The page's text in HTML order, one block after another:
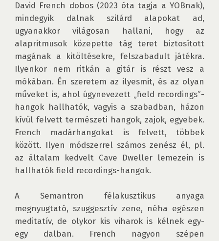
David French dobos (2023 óta tagja a YOBnak),
mindegyik dalnak szilárd alapokat ad,
ugyanakkor világosan hallani, hogy az
alapritmusok közepette tág teret biztosított
magának a kitöltésekre, felszabadult játékra.
Ilyenkor nem ritkán a gitár is részt vesz a
mókában. Én szeretem az ilyesmit, és az olyan
műveket is, ahol úgynevezett „field recordings”-
hangok hallhatók, vagyis a szabadban, házon
kívül felvett természeti hangok, zajok, egyebek.
French madárhangokat is felvett, többek
között. Ilyen módszerrel számos zenész él, pl.
az általam kedvelt Cave Dweller lemezein is
hallhatók field recordings-hangok.
A Semantron félakusztikus anyaga
megnyugtató, szuggesztív zene, néha egészen
meditatív, de olykor kis viharok is kélnek egy-
egy dalban. French nagyon szépen